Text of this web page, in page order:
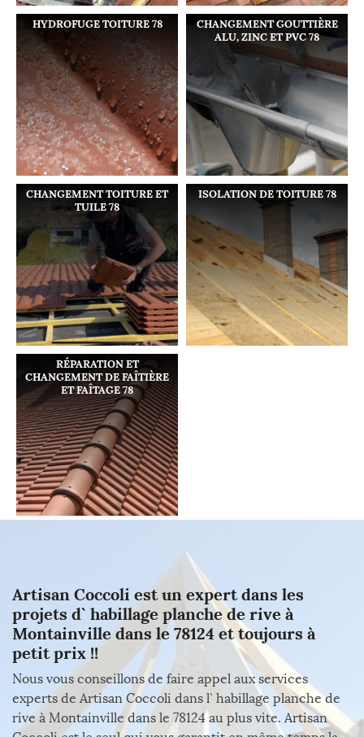
HYDROFUGE TOITURE 78
CHANGEMENT GOUTTIÈRE
ALU, ZINC ET PVC 78
CHANGEMENT TOITURE ET
TUILE 78
ISOLATION DE TOITURE 78
RÉPARATION ET
CHANGEMENT DE FAÎTIÈRE
ET FAÎTAGE 78
Artisan Coccoli est un expert dans les
projets d` habillage planche de rive à
Montainville dans le 78124 et toujours à
petit prix !!
Nous vous conseillons de faire appel aux services
experts de Artisan Coccoli dans l` habillage planche de
rive à Montainville dans le 78124 au plus vite. Artisan